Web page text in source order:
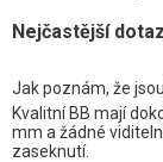
Nejčastější
Jak poznám, že
Kvalitní BB mají
mm a žádné
zaseknutí.